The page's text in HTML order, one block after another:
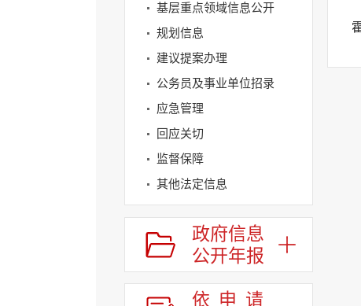
基层重点领域信息公开
规划信息
建议提案办理
公务员及事业单位招录
应急管理
回应关切
监督保障
其他法定信息
政府信息
公开年报
依申请